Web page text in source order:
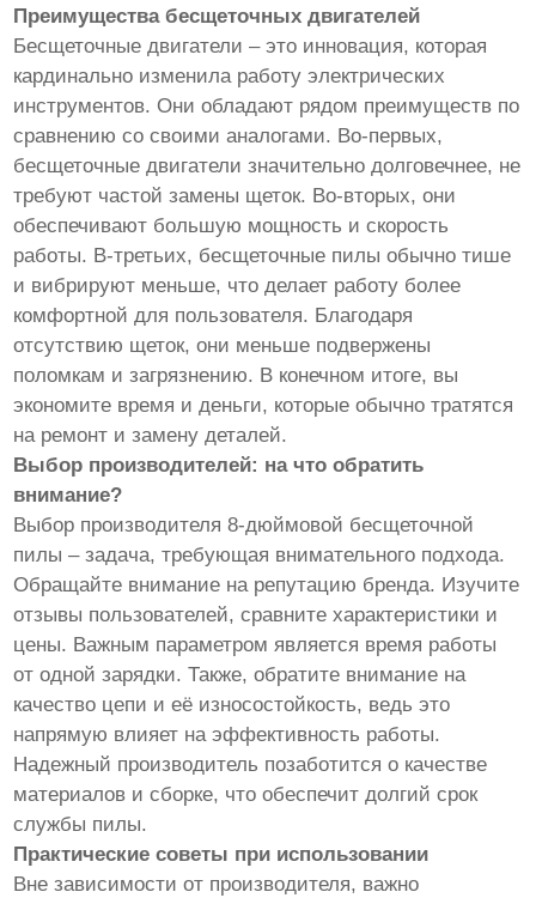
Преимущества бесщеточных двигателей
Бесщеточные двигатели – это инновация, которая
кардинально изменила работу электрических
инструментов. Они обладают рядом преимуществ по
сравнению со своими аналогами. Во-первых,
бесщеточные двигатели значительно долговечнее, не
требуют частой замены щеток. Во-вторых, они
обеспечивают большую мощность и скорость
работы. В-третьих, бесщеточные пилы обычно тише
и вибрируют меньше, что делает работу более
комфортной для пользователя. Благодаря
отсутствию щеток, они меньше подвержены
поломкам и загрязнению. В конечном итоге, вы
экономите время и деньги, которые обычно тратятся
на ремонт и замену деталей.
Выбор производителей: на что обратить
внимание?
Выбор производителя 8-дюймовой бесщеточной
пилы – задача, требующая внимательного подхода.
Обращайте внимание на репутацию бренда. Изучите
отзывы пользователей, сравните характеристики и
цены. Важным параметром является время работы
от одной зарядки. Также, обратите внимание на
качество цепи и её износостойкость, ведь это
напрямую влияет на эффективность работы.
Надежный производитель позаботится о качестве
материалов и сборке, что обеспечит долгий срок
службы пилы.
Практические советы при использовании
Вне зависимости от производителя, важно